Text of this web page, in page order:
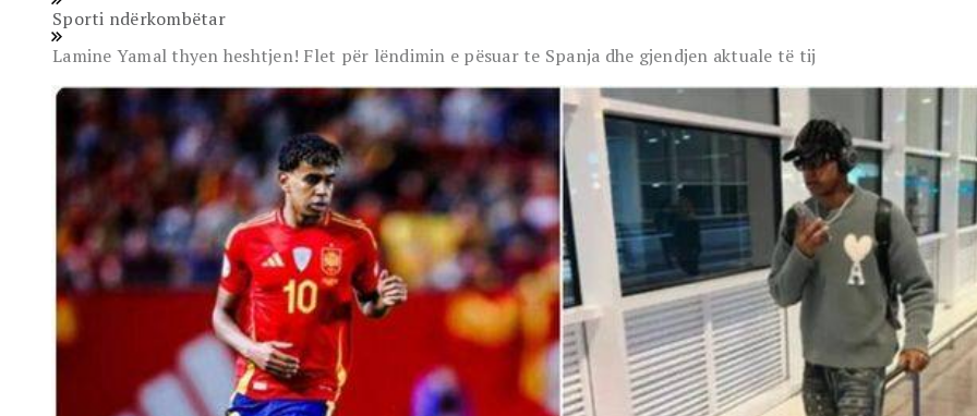
Sporti ndërkombëtar
Lamine Yamal thyen heshtjen! Flet për lëndimin e pësuar te Spanja dhe gjendjen aktuale të tij